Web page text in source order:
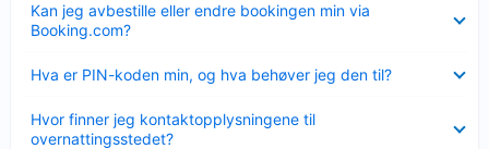
Kan jeg avbestille eller endre bookingen min via
Booking.com?
mindre
Hva er PIN-koden min, og hva behøver jeg den til?
mindre
Hvor finner jeg kontaktopplysningene til
overnattingsstedet?
mindre